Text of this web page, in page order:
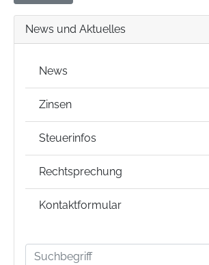
News und Aktuelles
News
Zinsen
Steuerinfos
Rechtsprechung
Kontaktformular